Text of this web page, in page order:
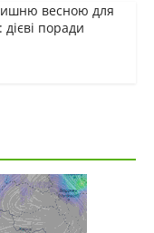
весною для
поради